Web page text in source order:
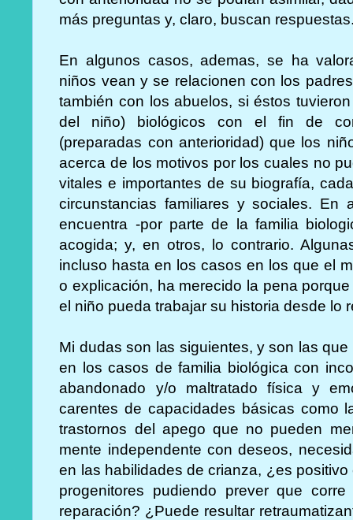
más preguntas y, claro, buscan
En algunos casos, ademas, se ha
niños vean y se relacionen con los
también con los abuelos, si éstos
del niño) biológicos con el fin de
(preparadas con anterioridad) que los
acerca de los motivos por los cuales no
vitales e importantes de su biografía,
circunstancias familiares y sociales.
encuentra -por parte de la familia
acogida; y, en otros, lo contrario.
incluso hasta en los casos en los que el
o explicación, ha merecido la pena
el niño pueda trabajar su historia desde lo
Mi dudas son las siguientes, y son las
en los casos de familia biológica con
abandonado y/o maltratado física y
carentes de capacidades básicas como
trastornos del apego que no pueden
mente independente con deseos,
en las habilidades de crianza, ¿es
progenitores pudiendo prever que
reparación? ¿Puede resultar